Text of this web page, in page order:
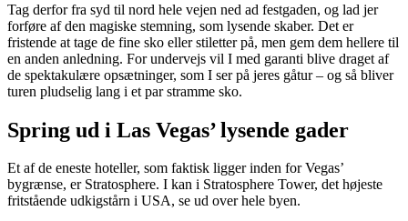
Tag derfor fra syd til nord hele vejen ned ad festgaden, og lad jer
forføre af den magiske stemning, som lysende skaber. Det er
fristende at tage de fine sko eller stiletter på, men gem dem hellere til
en anden anledning. For undervejs vil I med garanti blive draget af
de spektakulære opsætninger, som I ser på jeres gåtur – og så bliver
turen pludselig lang i et par stramme sko.
Spring ud i Las Vegas’ lysende gader
Et af de eneste hoteller, som faktisk ligger inden for Vegas’
bygrænse, er Stratosphere. I kan i Stratosphere Tower, det højeste
fritstående udkigstårn i USA, se ud over hele byen.